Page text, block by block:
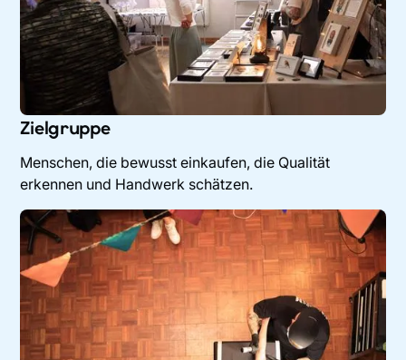
Zielgruppe
Menschen, die bewusst einkaufen, die Qualität
erkennen und Handwerk schätzen.